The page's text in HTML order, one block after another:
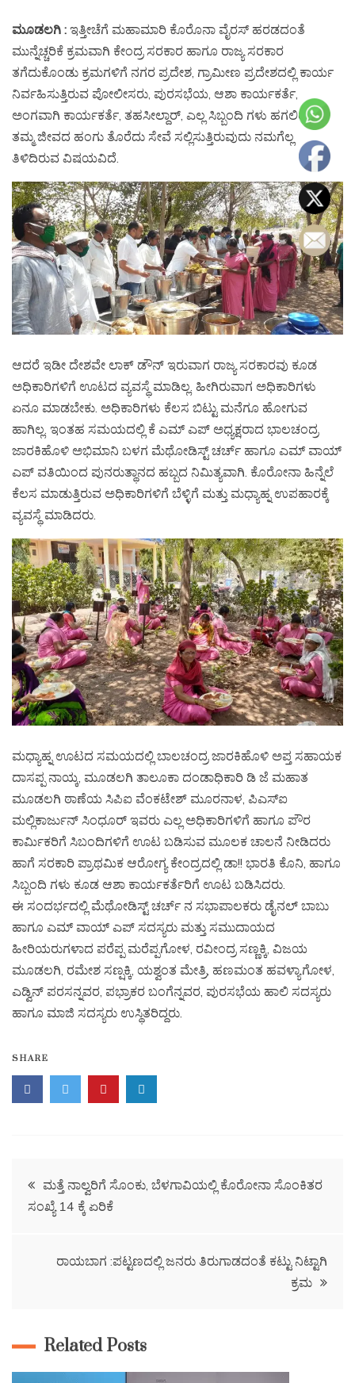
ಮೂಡಲಗಿ : ಇತ್ತೀಚೆಗೆ ಮಹಾಮಾರಿ ಕೊರೊನಾ ವೈರಸ್ ಹರಡದಂತೆ
ಮುನ್ನೆಚ್ಚರಿಕೆ ಕ್ರಮವಾಗಿ ಕೇಂದ್ರ ಸರಕಾರ ಹಾಗೂ ರಾಜ್ಯ ಸರಕಾರ
ತಗೆದುಕೊಂಡು ಕ್ರಮಗಳಿಗೆ ನಗರ ಪ್ರದೇಶ, ಗ್ರಾಮೀಣ ಪ್ರದೇಶದಲ್ಲಿ ಕಾರ್ಯ
ನಿರ್ವಹಿಸುತ್ತಿರುವ ಪೋಲೀಸರು, ಪುರಸಭೆಯ, ಆಶಾ ಕಾರ್ಯಕರ್ತೆ,
ಅಂಗವಾಗಿ ಕಾರ್ಯಕರ್ತೆ, ತಹಸೀಲ್ದಾರ್, ಎಲ್ಲ ಸಿಬ್ಬಂದಿ ಗಳು ಹಗಲಿರುಳು
ತಮ್ಮ ಜೀವದ ಹಂಗು ತೊರೆದು ಸೇವೆ ಸಲ್ಲಿಸುತ್ತಿರುವುದು ನಮಗೆಲ್ಲ
ತಿಳಿದಿರುವ ವಿಷಯವಿದೆ.
ಆದರೆ ಇಡೀ ದೇಶವೇ ಲಾಕ್ ಡೌನ್ ಇರುವಾಗ ರಾಜ್ಯ ಸರಕಾರವು ಕೂಡ
ಅಧಿಕಾರಿಗಳಿಗೆ ಊಟದ ವ್ಯವಸ್ಥೆ ಮಾಡಿಲ್ಲ. ಹೀಗಿರುವಾಗ ಅಧಿಕಾರಿಗಳು
ಏನೂ ಮಾಡಬೇಕು. ಅಧಿಕಾರಿಗಳು ಕೆಲಸ ಬಿಟ್ಟು ಮನೆಗೂ ಹೋಗುವ
ಹಾಗಿಲ್ಲ. ಇಂತಹ ಸಮಯದಲ್ಲಿ ಕೆ ಎಮ್ ಎಪ್ ಅಧ್ಯಕ್ಷರಾದ ಭಾಲಚಂದ್ರ
ಜಾರಕಿಹೊಳಿ ಅಭಿಮಾನಿ ಬಳಗ ಮೆಥೋಡಿಸ್ಟ್ ಚರ್ಚ್ ಹಾಗೂ ಎಮ್ ವಾಯ್
ಎಪ್ ವತಿಯಿಂದ ಪುನರುತ್ಥಾನದ ಹಬ್ಬದ ನಿಮಿತ್ಯವಾಗಿ. ಕೊರೋನಾ ಹಿನ್ನೆಲೆ
ಕೆಲಸ ಮಾಡುತ್ತಿರುವ ಅಧಿಕಾರಿಗಳಿಗೆ ಬೆಳ್ಳಿಗೆ ಮತ್ತು ಮಧ್ಯಾಹ್ನ ಉಪಹಾರಕ್ಕೆ
ವ್ಯವಸ್ಥೆ ಮಾಡಿದರು.
ಮಧ್ಯಾಹ್ನ ಊಟದ ಸಮಯದಲ್ಲಿ ಬಾಲಚಂದ್ರ ಜಾರಕಿಹೊಳಿ ಅಪ್ತ ಸಹಾಯಕ
ದಾಸಪ್ಪ ನಾಯ್ಕ, ಮೂಡಲಗಿ ತಾಲೂಕಾ ದಂಡಾಧಿಕಾರಿ ಡಿ ಜೆ ಮಹಾತ
ಮೂಡಲಗಿ ಠಾಣೆಯ ಸಿಪಿಐ ವೆಂಕಟೇಶ್ ಮೂರನಾಳ, ಪಿಎಸ್ಐ
ಮಲ್ಲಿಕಾರ್ಜುನ್ ಸಿಂಧೂರ್ ಇವರು ಎಲ್ಲ ಅಧಿಕಾರಿಗಳಿಗೆ ಹಾಗೂ ಪೌರ
ಕಾರ್ಮಿಕರಿಗೆ ಸಿಬಂದಿಗಳಿಗೆ ಊಟ ಬಡಿಸುವ ಮೂಲಕ ಚಾಲನೆ ನೀಡಿದರು
ಹಾಗೆ ಸರಕಾರಿ ಪ್ರಾಥಮಿಕ ಆರೋಗ್ಯ ಕೇಂದ್ರದಲ್ಲಿ ಡಾ!! ಭಾರತಿ ಕೊನಿ, ಹಾಗೂ
ಸಿಬ್ಬಂದಿ ಗಳು ಕೂಡ ಆಶಾ ಕಾರ್ಯಕರ್ತೆರಿಗೆ ಊಟ ಬಡಿಸಿದರು.
ಈ ಸಂದರ್ಭದಲ್ಲಿ ಮೆಥೋಡಿಸ್ಟ್ ಚರ್ಚ್ ನ ಸಭಾಪಾಲಕರು ಡೈನಲ್ ಬಾಬು
ಹಾಗೂ ಎಮ್ ವಾಯ್ ಎಪ್ ಸದಸ್ಯರು ಮತ್ತು ಸಮುದಾಯದ
ಹೀರಿಯರುಗಳಾದ ಪರೆಪ್ಪ ಮರೆಪ್ಪಗೋಳ, ರವೀಂದ್ರ ಸಣ್ಣಕ್ಕಿ, ವಿಜಯ
ಮೂಡಲಗಿ, ರಮೇಶ ಸಣ್ಷಕ್ಕಿ, ಯಶ್ವಂತ ಮೇತ್ರಿ, ಹಣಮಂತ ಹವಳ್ಯಾಗೋಳ,
ಎಡ್ವಿನ್ ಪರಸನ್ನವರ, ಪಭ್ರಾಕರ ಬಂಗೆನ್ನವರ, ಪುರಸಭೆಯ ಹಾಲಿ ಸದಸ್ಯರು
ಹಾಗೂ ಮಾಜಿ ಸದಸ್ಯರು ಉಸ್ಥಿತರಿದ್ದರು.
SHARE
ಮತ್ತೆ ನಾಲ್ವರಿಗೆ ಸೊಂಕು, ಬೆಳಗಾವಿಯಲ್ಲಿ ಕೊರೋನಾ ಸೊಂಕಿತರ
ಸಂಖ್ಯೆ 14 ಕ್ಕೆ ಏರಿಕೆ
ರಾಯಬಾಗ :ಪಟ್ಟಣದಲ್ಲಿ ಜನರು ತಿರುಗಾಡದಂತೆ ಕಟ್ಟು ನಿಟ್ಟಾಗಿ
ಕ್ರಮ
Related Posts